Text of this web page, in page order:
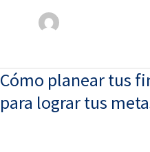
Cómo planear tus
para lograr tus
Cómo
planear
tus